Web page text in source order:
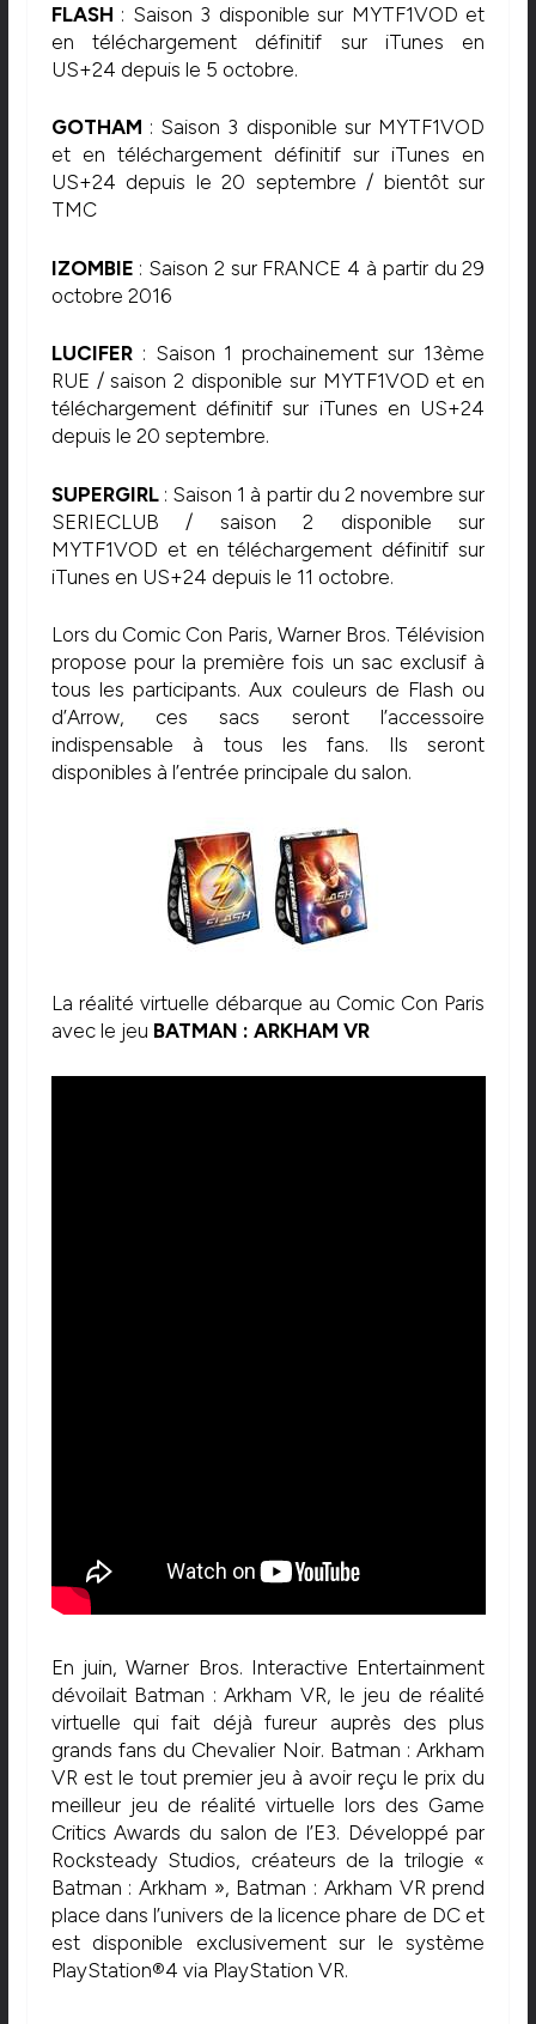
FLASH : Saison 3 disponible sur MYTF1VOD et
en téléchargement définitif sur iTunes en
US+24 depuis le 5 octobre.
GOTHAM : Saison 3 disponible sur MYTF1VOD
et en téléchargement définitif sur iTunes en
US+24 depuis le 20 septembre / bientôt sur
TMC
IZOMBIE : Saison 2 sur FRANCE 4 à partir du 29
octobre 2016
LUCIFER: Saison 1 prochainement sur 13ème
RUE / saison 2 disponible sur MYTF1VOD et en
téléchargement définitif sur iTunes en US+24
depuis le 20 septembre.
SUPERGIRL: Saison 1 à partir du 2 novembre sur
SERIECLUB / saison 2 disponible sur
MYTF1VOD et en téléchargement définitif sur
iTunes en US+24 depuis le 11 octobre.
Lors du Comic Con Paris, Warner Bros. Télévision
propose pour la première fois un sac exclusif à
tous les participants. Aux couleurs de Flash ou
d’Arrow, ces sacs seront l’accessoire
indispensable à tous les fans. Ils seront
disponibles à l’entrée principale du salon.
La réalité virtuelle débarque au Comic Con Paris
avec le jeu BATMAN : ARKHAM VR
En juin, Warner Bros. Interactive Entertainment
dévoilait Batman : Arkham VR, le jeu de réalité
virtuelle qui fait déjà fureur auprès des plus
grands fans du Chevalier Noir. Batman : Arkham
VR est le tout premier jeu à avoir reçu le prix du
meilleur jeu de réalité virtuelle lors des Game
Critics Awards du salon de l’E3. Développé par
Rocksteady Studios, créateurs de la trilogie «
Batman : Arkham », Batman : Arkham VR prend
place dans l’univers de la licence phare de DC et
est disponible exclusivement sur le système
PlayStation®4 via PlayStation VR.